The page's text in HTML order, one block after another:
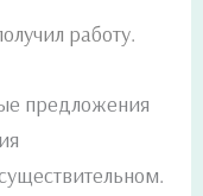
работу.
предложения